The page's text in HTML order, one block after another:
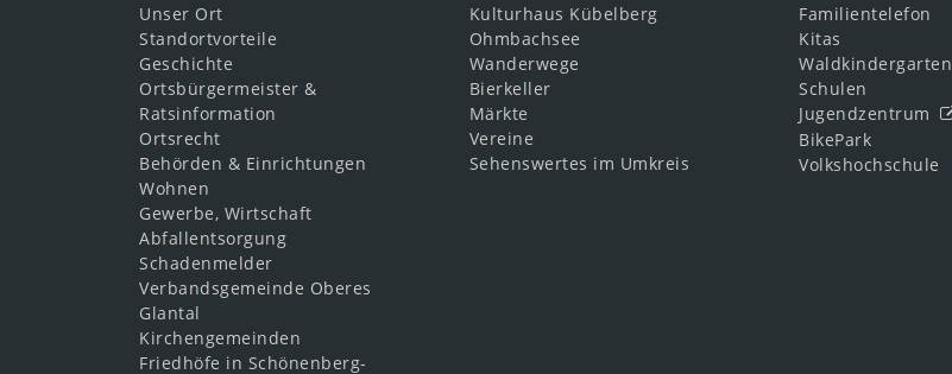
Unser Ort
Standortvorteile
Geschichte
Ortsbürgermeister &
Ratsinformation
Ortsrecht
Behörden & Einrichtungen
Wohnen
Gewerbe, Wirtschaft
Abfallentsorgung
Schadenmelder
Verbandsgemeinde Oberes
Glantal
Kirchengemeinden
Friedhöfe in Schönenberg-
Kulturhaus Kübelberg
Ohmbachsee
Wanderwege
Bierkeller
Märkte
Vereine
Sehenswertes im Umkreis
Familientelefon
Kitas
Waldkindergarten
Schulen
Jugendzentrum
BikePark
Volkshochschule